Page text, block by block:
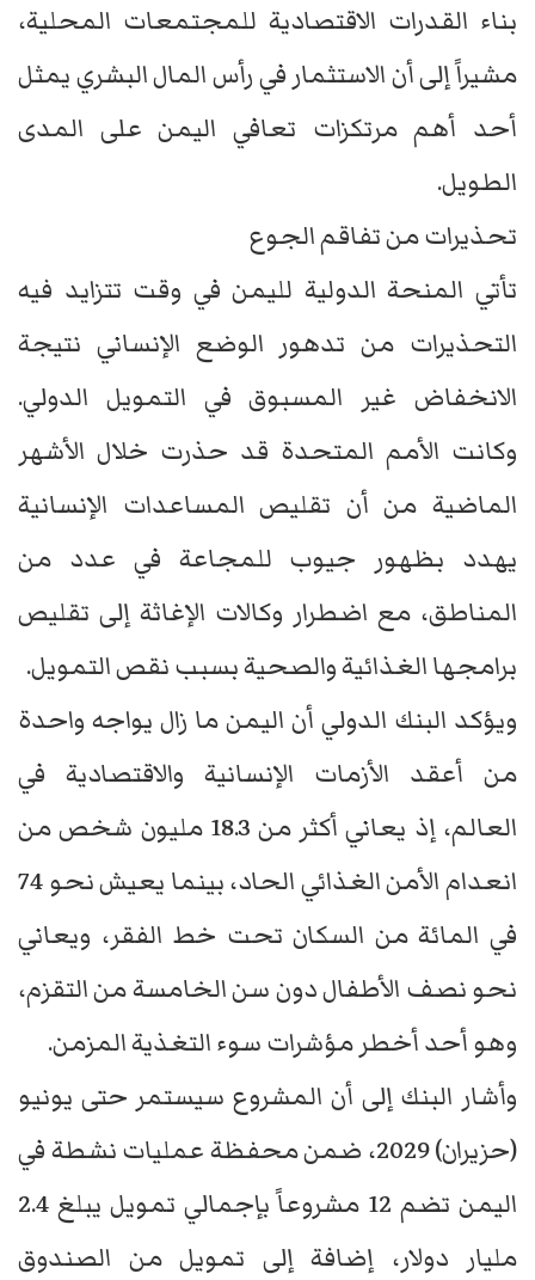
بناء القدرات الاقتصادية للمجتمعات المحلية،
مشيراً إلى أن الاستثمار في رأس المال البشري يمثل
أحد أهم مرتكزات تعافي اليمن على المدى
الطويل.
تحذيرات من تفاقم الجوع
تأتي المنحة الدولية لليمن في وقت تتزايد فيه
التحذيرات من تدهور الوضع الإنساني نتيجة
الانخفاض غير المسبوق في التمويل الدولي.
وكانت الأمم المتحدة قد حذرت خلال الأشهر
الماضية من أن تقليص المساعدات الإنسانية
يهدد بظهور جيوب للمجاعة في عدد من
المناطق، مع اضطرار وكالات الإغاثة إلى تقليص
برامجها الغذائية والصحية بسبب نقص التمويل.
ويؤكد البنك الدولي أن اليمن ما زال يواجه واحدة
من أعقد الأزمات الإنسانية والاقتصادية في
العالم، إذ يعاني أكثر من 18.3 مليون شخص من
انعدام الأمن الغذائي الحاد، بينما يعيش نحو 74
في المائة من السكان تحت خط الفقر، ويعاني
نحو نصف الأطفال دون سن الخامسة من التقزم،
وهو أحد أخطر مؤشرات سوء التغذية المزمن.
وأشار البنك إلى أن المشروع سيستمر حتى يونيو
(حزيران) 2029، ضمن محفظة عمليات نشطة في
اليمن تضم 12 مشروعاً بإجمالي تمويل يبلغ 2.4
مليار دولار، إضافة إلى تمويل من الصندوق